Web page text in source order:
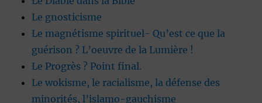
Le gnosticisme
Le magnétisme spirituel- Qu’est ce que la
guérison ? L’oeuvre de la Lumière !
Le Progrès ? Point final.
Le wokisme, le racialisme, la défense des
minorités, l’islamo-gauchisme